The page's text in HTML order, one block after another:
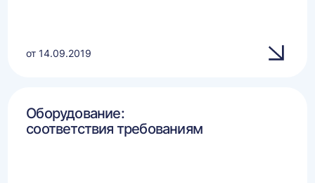
от 14.09.2019
Оборудование:
соответствия требованиям